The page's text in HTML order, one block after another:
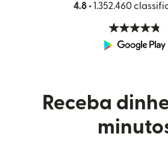
4.8 •1.352.460
Receba